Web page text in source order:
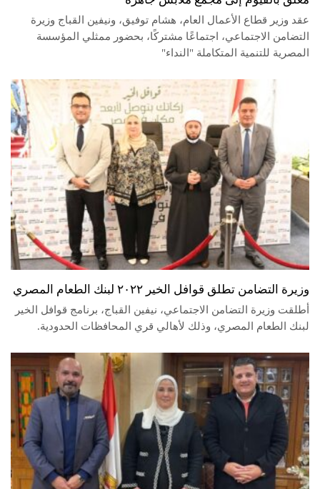
عقد وزير قطاع الأعمال العام، هشام توفيق، ونيفين القباج وزيرة
التضامن الاجتماعي، اجتماعًا مشتركًا، بحضور ممثلي المؤسسة
المصرية للتنمية المتكاملة "النداء"
وزيرة التضامن تطلق قوافل الخير ٢٠٢٢ لبنك الطعام المصري
أطلقت وزيرة التضامن الاجتماعي، نيفين القباج، برنامج قوافل الخير
لبنك الطعام المصري، وذلك لأهالي قري المحافظات الحدودية.